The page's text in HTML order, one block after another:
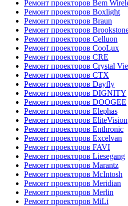
Ремонт проекторов Bem
Ремонт проекторов Boxlight
Ремонт проекторов Braun
Ремонт проекторов
Ремонт проекторов Celluon
Ремонт проекторов CooLux
Ремонт проекторов CRE
Ремонт проекторов Crystal
Ремонт проекторов CTX
Ремонт проекторов Dayfly
Ремонт проекторов DIGNITY
Ремонт проекторов DOOGEE
Ремонт проекторов Elephas
Ремонт проекторов EliteVision
Ремонт проекторов Enthronic
Ремонт проекторов Excelvan
Ремонт проекторов FAVI
Ремонт проекторов Liesegang
Ремонт проекторов Marantz
Ремонт проекторов McIntosh
Ремонт проекторов Meridian
Ремонт проекторов Merlin
Ремонт проекторов MiLi